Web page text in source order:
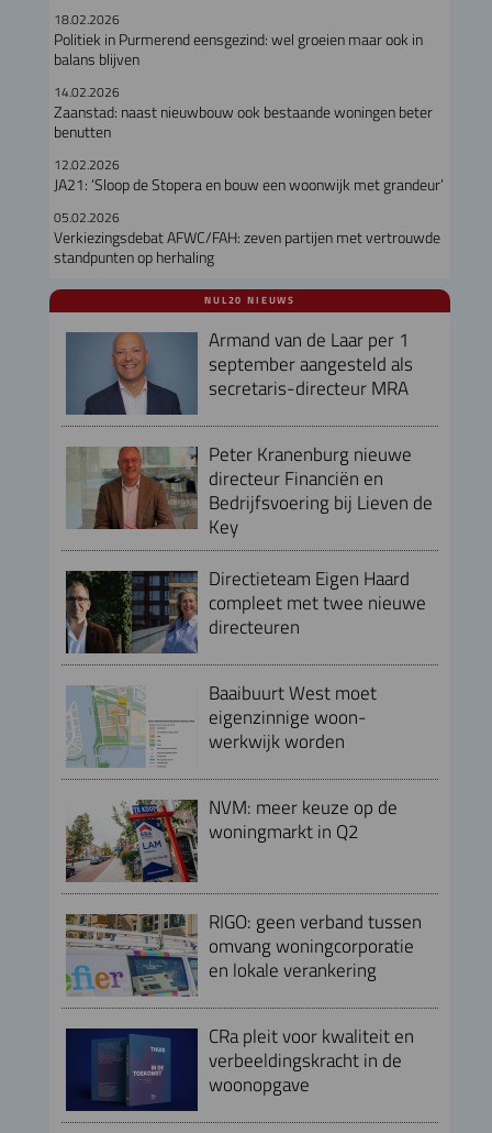
18.02.2026
Politiek in Purmerend eensgezind: wel groeien maar ook in
balans blijven
14.02.2026
Zaanstad: naast nieuwbouw ook bestaande woningen beter
benutten
12.02.2026
JA21: ‘Sloop de Stopera en bouw een woonwijk met grandeur’
05.02.2026
Verkiezingsdebat AFWC/FAH: zeven partijen met vertrouwde
standpunten op herhaling
NUL20 NIEUWS
Armand van de Laar per 1
september aangesteld als
secretaris-directeur MRA
Peter Kranenburg nieuwe
directeur Financiën en
Bedrijfsvoering bij Lieven de
Key
Directieteam Eigen Haard
compleet met twee nieuwe
directeuren
Baaibuurt West moet
eigenzinnige woon-
werkwijk worden
NVM: meer keuze op de
woningmarkt in Q2
RIGO: geen verband tussen
omvang woningcorporatie
en lokale verankering
CRa pleit voor kwaliteit en
verbeeldingskracht in de
woonopgave